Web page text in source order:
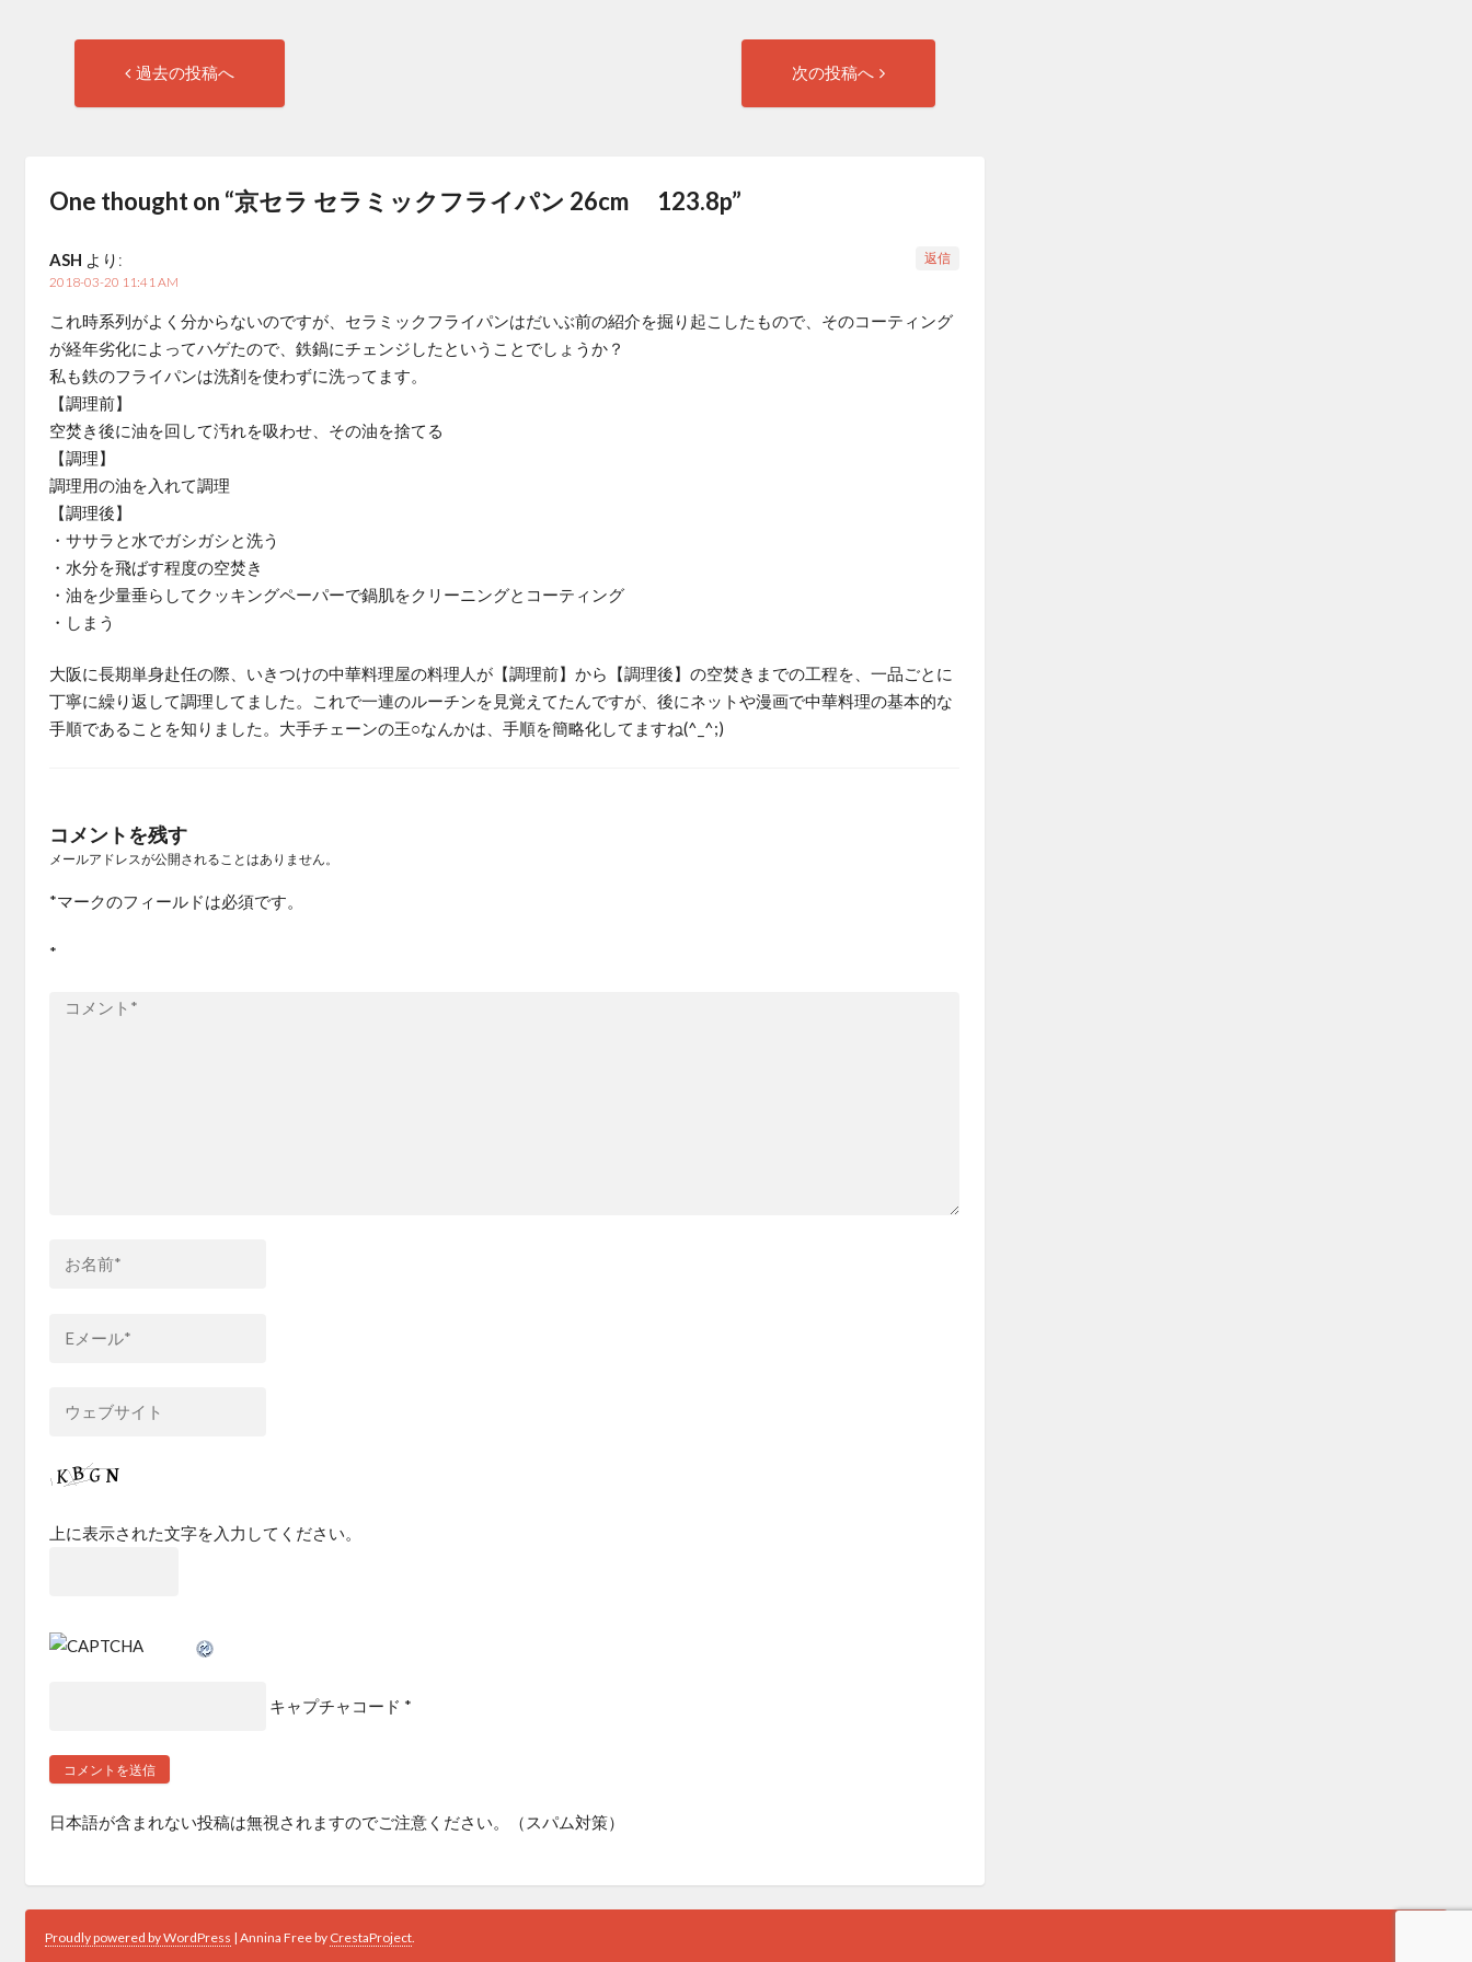
稿
ビ
ゲ
ー
シ
ョ
ン
過去の投稿へ
の
次の投稿へ
投
One thought on “京セラ セラミックフライパン 26cm 123.8p”
ASH より:
2018-03-20 11:41 AM
これ時系列がよく分からないのですが、セラミックフライパンはだいぶ前の紹介を掘り起こしたもので、そのコーティング
が経年劣化によってハゲたので、鉄鍋にチェンジしたということでしょうか？
私も鉄のフライパンは洗剤を使わずに洗ってます。
【調理前】
空焚き後に油を回して汚れを吸わせ、その油を捨てる
【調理】
調理用の油を入れて調理
【調理後】
・ササラと水でガシガシと洗う
・水分を飛ばす程度の空焚き
・油を少量垂らしてクッキングペーパーで鍋肌をクリーニングとコーティング
・しまう
大阪に長期単身赴任の際、いきつけの中華料理屋の料理人が【調理前】から【調理後】の空焚きまでの工程を、一品ごとに
丁寧に繰り返して調理してました。これで一連のルーチンを見覚えてたんですが、後にネットや漫画で中華料理の基本的な
手順であることを知りました。大手チェーンの王○なんかは、手順を簡略化してますね(^_^;)
返信
コメントを残す
メールアドレスが公開されることはありません。
*マークのフィールドは必須です。
*
上に表示された文字を入力してください。
キャプチャコード *
日本語が含まれない投稿は無視されますのでご注意ください。（スパム対策）
Proudly powered by WordPress | Annina Free by CrestaProject.